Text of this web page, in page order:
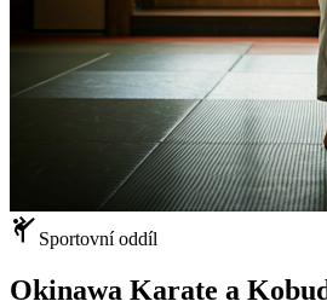
sports_martial_arts Sportovní oddíl
Okinawa Karate a